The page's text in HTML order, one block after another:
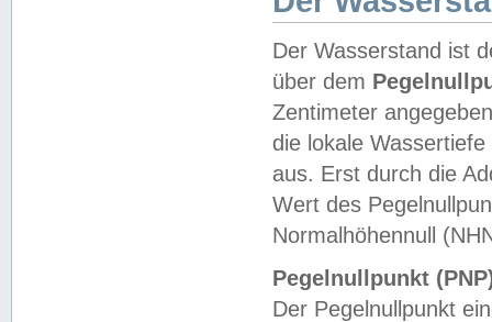
Der Wasserstand ist
über dem
Zentimeter
die lokale
aus. Erst durch die
Wert des
Normalhöhennull
Pegelnullpunkt
Der Pegelnullpunkt